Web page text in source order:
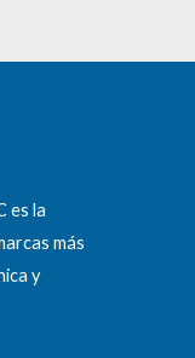
es la
más
y